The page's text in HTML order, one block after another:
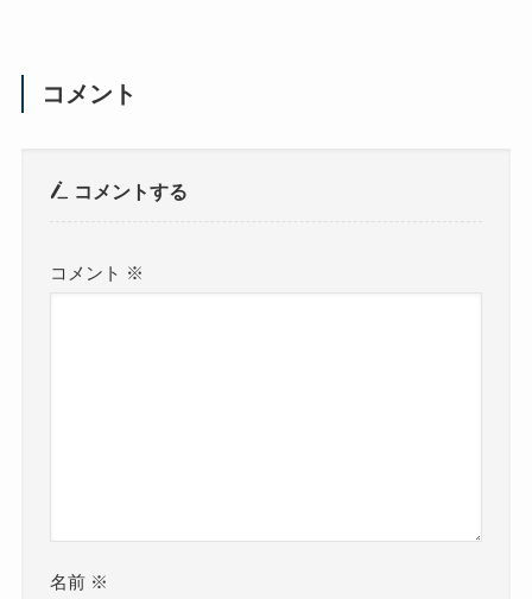
コメント
コメントする
コメント ※
名前 ※